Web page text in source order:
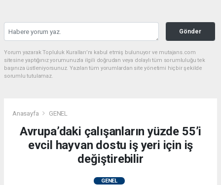
Gönder
Yorum yazarak Topluluk Kuralları’nı kabul etmiş bulunuyor ve mutajans.com
sitesine yaptığınız yorumunuzla ilgili doğrudan veya dolaylı tüm sorumluluğu tek
başınıza üstleniyorsunuz. Yazılan tüm yorumlardan site yönetimi hiçbir şekilde
sorumlu tutulamaz.
Anasayfa GENEL
Avrupa’daki çalışanların yüzde 55’i
evcil hayvan dostu iş yeri için iş
değiştirebilir
GENEL